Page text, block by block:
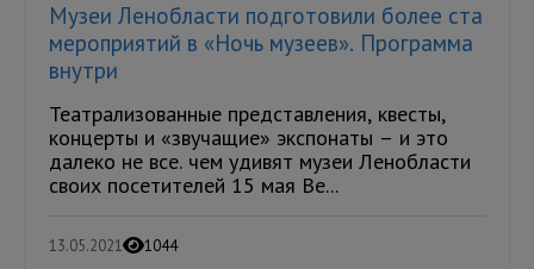
Музеи Ленобласти подготовили более ста
мероприятий в «Ночь музеев». Программа
внутри
Театрализованные представления, квесты,
концерты и «звучащие» экспонаты – и это
далеко не все. чем удивят музеи Ленобласти
своих посетителей 15 мая Ве...
13.05.2021 1044